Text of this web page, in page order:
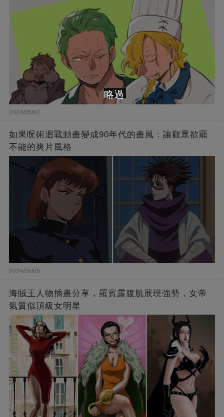
2024/05/07
如果呪術迴戰動畫變成90年代的畫風：讓觀眾欲罷
不能的爽片風格
2024/05/05
海賊王人物插畫分享，羅賓露腹肌展現強勢，女帝
氣質似頂級女明星
略過